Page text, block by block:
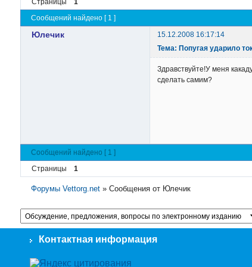
Сообщений найдено [ 1 ]
Юлечик
15.12.2008 16:17:14
Тема: Попугая ударило
Здравствуйте!У меня
сделать самим?
Сообщений найдено [ 1 ]
Страницы
1
Форумы Vettorg.net »Сообщения от Юлечик
Контактная информация